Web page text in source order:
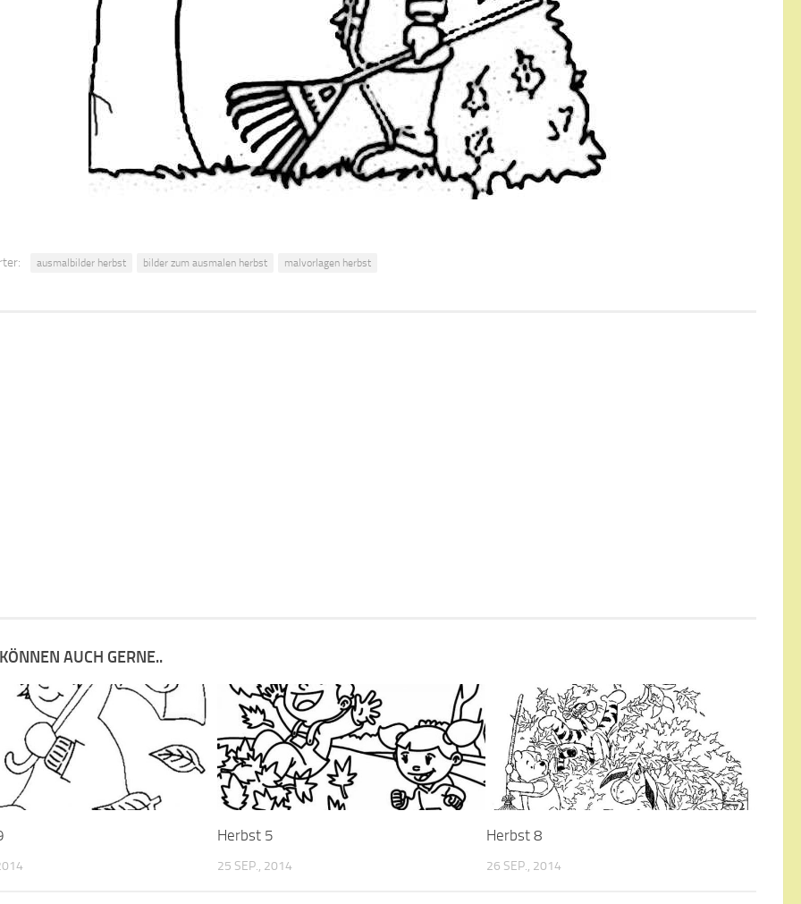
ausmalbilder herbst bilder zum ausmalen herbst malvorlagen herbst
AUCH GERNE..
Herbst 5
25 SEP., 2014
Herbst 8
26 SEP., 2014